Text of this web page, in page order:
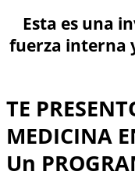
Esta es una
fuerza interna
TE
MEDICINA
Un